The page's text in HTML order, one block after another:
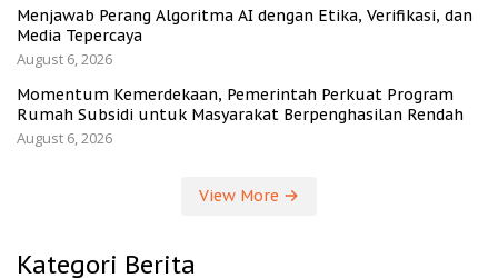
Menjawab Perang Algoritma AI dengan Etika, Verifikasi, dan
Media Tepercaya
August 6, 2026
Momentum Kemerdekaan, Pemerintah Perkuat Program
Rumah Subsidi untuk Masyarakat Berpenghasilan Rendah
August 6, 2026
View More
Kategori Berita